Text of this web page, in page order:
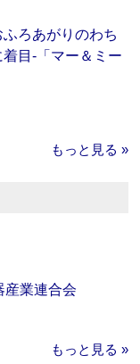
ふろあがりのわち
目‐「マー＆ミー
もっと見る »
業連合会
もっと見る »